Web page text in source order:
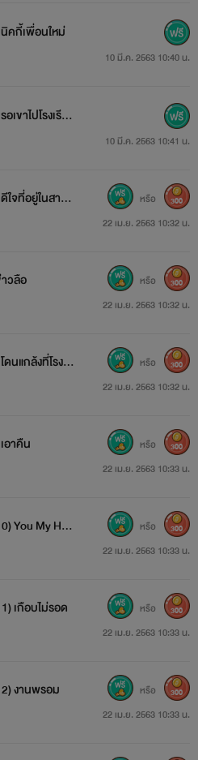
บเฟิร์นเลยสักนิดกลับมองเป็นผู้
มอจะรัก ใบเฟิร์นพยายามทำทุก
ะคะ
โชว์รูมรถของเพื่อนสนิทนั่นก็คือฟิล
ระจำรถแต่งตัววาบหวิวนั่นก็คือใบ
งานแบบนี้ได้ยังไงรู้ไหมว่ารู้ถึงไหน
ป็นพริตตี้ค่ะแต่รับงานเข้ามาแล้ว
ร้องได้เพื่อไม่ให้เป็นการเสียงาน
นที่มาไม่ได้ค่ะ" ใบเฟิร์นเถียงสามี
อะไรมันจะโป๊ขนาดนี้จะเห็นไส้อยู่
เปลี่ยนชุดอะไรใดใดทั้งนั้น เพราะ
กภรรยา พูดอย่างใจเย็นที่สุด แต่
นิคกี้เพื่อนใหม่
10 มี.ค. 2563 10:40 น.
เขาไปโรงเรีย
10 มี.ค. 2563 10:41 น.
ใจที่อยู่ในสายต
22 เม.ย. 2563 10:32 น.
หรือ 300
วลือ
22 เม.ย. 2563 10:32 น.
หรือ 300
นแกล้งที่โรงเรี
22 เม.ย. 2563 10:32 น.
หรือ 300
อาคืน
22 เม.ย. 2563 10:33 น.
หรือ 300
You My Her
22 เม.ย. 2563 10:33 น.
หรือ 300
เกือบไม่รอด
22 เม.ย. 2563 10:33 น.
หรือ 300
งานพรอม
22 เม.ย. 2563 10:33 น.
หรือ 300